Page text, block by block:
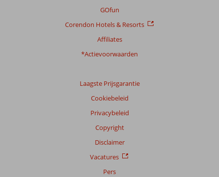
beoordelingen.
GOfun
Corendon Hotels & Resorts
Affiliates
*Actievoorwaarden
Laagste Prijsgarantie
Cookiebeleid
Privacybeleid
Copyright
Disclaimer
Vacatures
Pers